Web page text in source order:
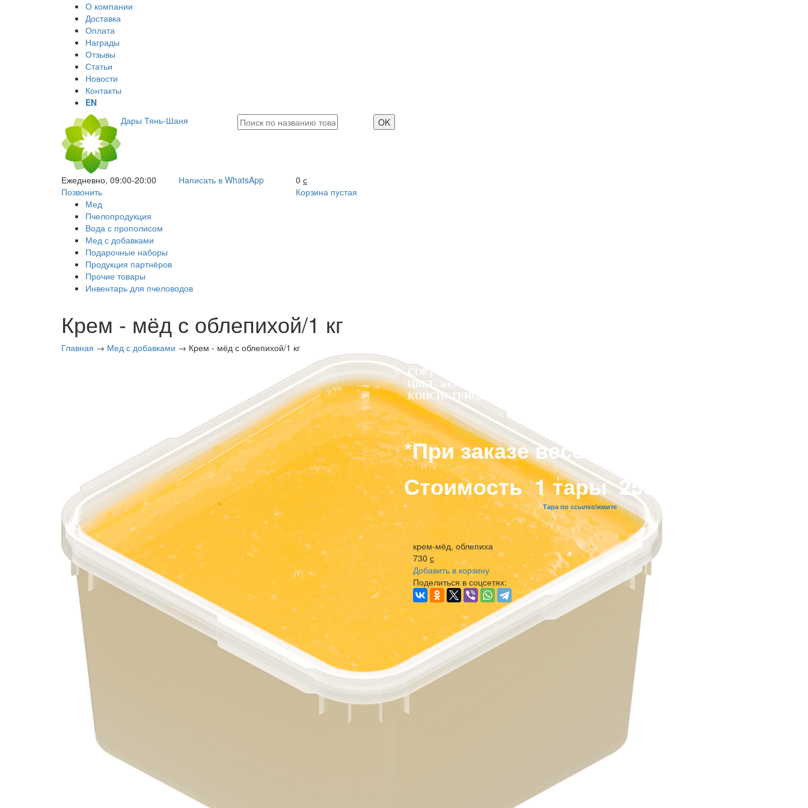
О компании
Доставка
Оплата
Награды
Отзывы
Статьи
Новости
Контакты
EN
Дары Тянь-Шаня
Ежедневно, 09:00-20:00
Позвонить
Написать в WhatsApp 0 с
Корзина пустая
Мед
Пчелопродукция
Вода с прополисом
Мед с добавками
Подарочные наборы
Продукция партнёров
Прочие товары
Инвентарь для пчеловодов
Крем - мёд с облепихой/1 кг
Главная → Мед с добавками → Крем - мёд с облепихой/1 кг
СОРТ - цветочный
ЦВЕТ- желтый
КОНСИСТЕНЦИЯ - кремообразная
*При заказе весового мёда - тара (
Стоимость 1 тары 25сом -
Тара по ссылке/жмите
крем-мёд, облепиха
730 с
Добавить в корзину
Поделиться в соцсетях: